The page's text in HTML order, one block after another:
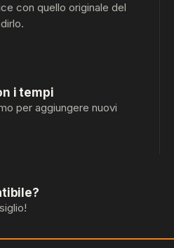
con quello originale del
i tempi
per aggiungere nuovi